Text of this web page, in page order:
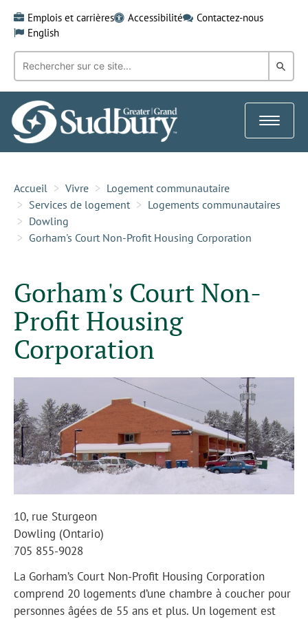
content
Emplois et carrières Accessibilité
Contactez-nous
English
Recherche
mot-
clé:
dans
Toggle
Accueil Vivre
Logement communautaire
Services de logement
Logements communautaires
Dowling
Gorham's Court Non-Profit Housing Corporation
Gorham's Court Non-
Profit Housing
Corporation
10, rue Sturgeon
Dowling (Ontario)
705 855-9028
La Gorham’s Court Non-Profit Housing Corporation
comprend 20 logements d’une chambre à coucher pour
personnes âgées de 55 ans et plus. Un logement est